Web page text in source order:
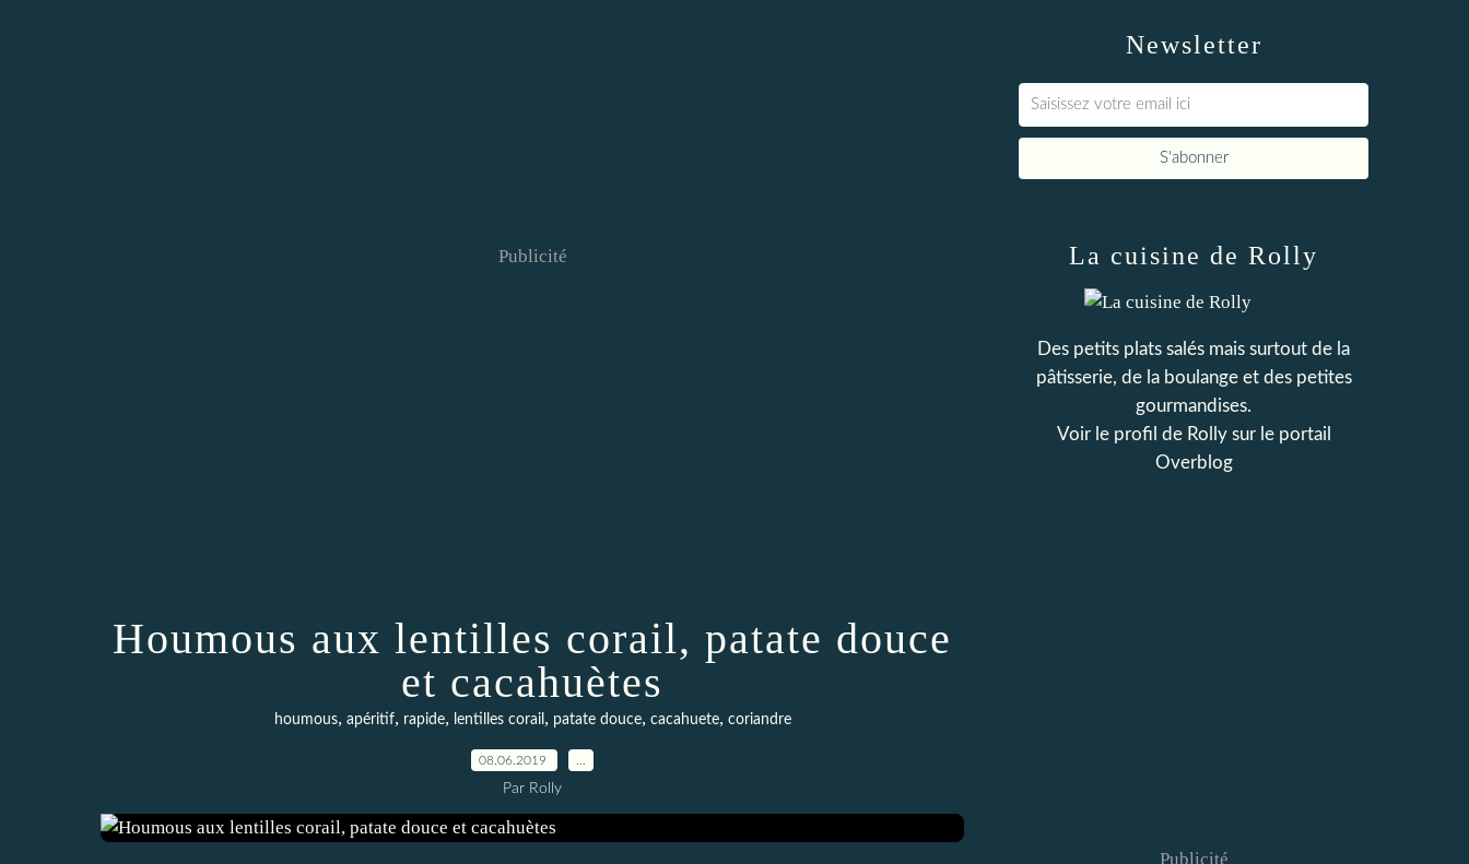
Publicité
Houmous aux lentilles corail, patate douce
et cacahuètes
houmous, apéritif, rapide, lentilles corail, patate douce, cacahuete, coriandre
08.06.2019
Par Rolly
Newsletter
La cuisine de Rolly
Des petits plats salés mais surtout de la
pâtisserie, de la boulange et des petites
gourmandises.
Voir le profil de Rollysur le portail
Overblog
Publicité